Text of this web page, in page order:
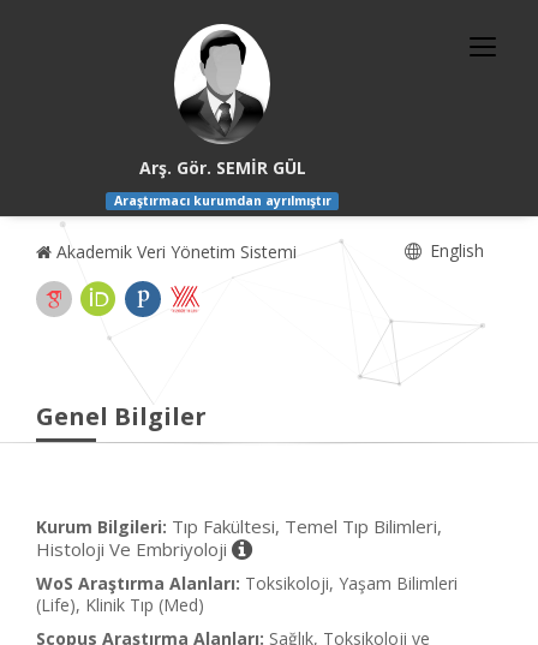
Arş. Gör. SEMİR GÜL
Araştırmacı kurumdan ayrılmıştır
Akademik Veri Yönetim Sistemi English
Genel Bilgiler
Kurum Bilgileri: Tıp Fakültesi, Temel Tıp Bilimleri,
Histoloji Ve Embriyoloji
WoS Araştırma Alanları: Toksikoloji, Yaşam Bilimleri
(Life), Klinik Tıp (Med)
Scopus Araştırma Alanları: Sağlık, Toksikoloji ve